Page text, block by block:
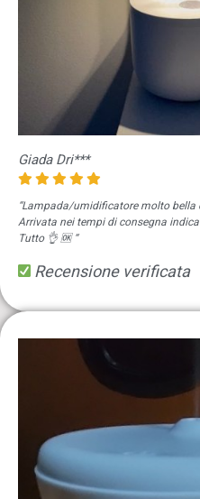
Giada Dri***
“Lampada/umidificatore molto bella
Arrivata nei tempi di consegna
Tutto 👌 🆗️ “
Recensione verificata